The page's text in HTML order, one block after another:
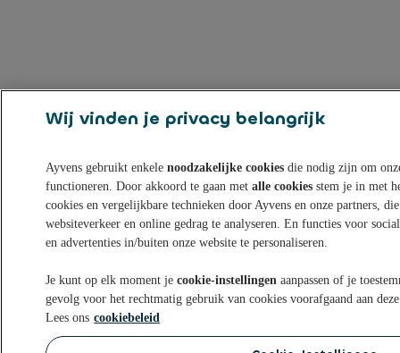
Wij vinden je privacy belangrijk
Ayvens gebruikt enkelenoodzakelijke cookies die nodig zijn om
functioneren. Door akkoord te gaan metalle cookies stem je in met
cookies en vergelijkbare technieken door Ayvens en onze partners,
websiteverkeer en online gedrag te analyseren. En functies voor
en advertenties in/buiten onze website te personaliseren.
Je kunt op elk moment jecookie-instellingen aanpassen of je
gevolg voor het rechtmatig gebruik van cookies voorafgaand aan
Lees ons cookiebeleid